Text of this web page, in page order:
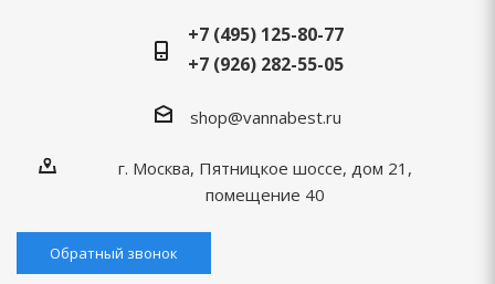
+7 (495) 125-80-77
+7 (926) 282-55-05
shop@vannabest.ru
г. Москва, Пятницкое шоссе, дом 21,
помещение 40
Обратный звонок